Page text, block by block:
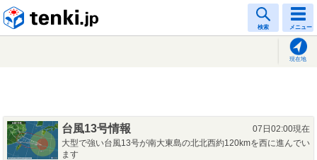
検索 メニュー
現在地
台風13号情報
07日02:00現在
大型で強い台風13号が南大東島の北北西約120kmを西に進んでい
ます